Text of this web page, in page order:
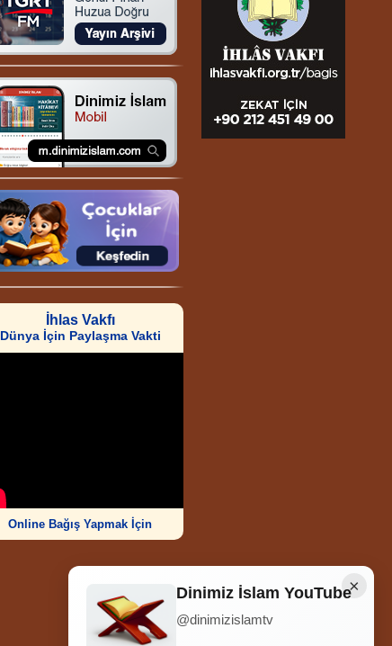
İhlas Vakfı
Dünya İçin Paylaşma Vakti
Online Bağış Yapmak İçin
Ziyaretçi Sayısı
252.007.094
×
Dinimiz İslam YouTube
@dinimizislamtv